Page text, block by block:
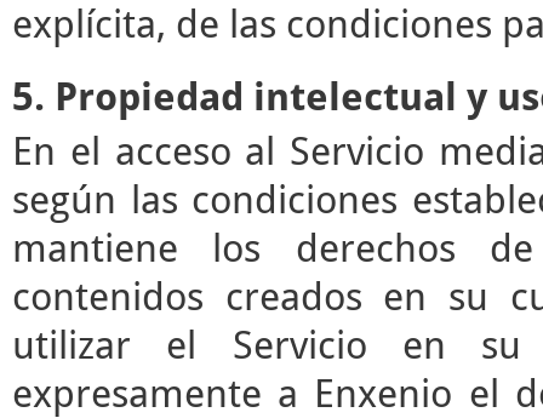
explícita, de las condiciones
5. Propiedad intelectual y
En el acceso al Servicio
según las condiciones
mantiene los derechos
contenidos creados en su
utilizar el Servicio en su
expresamente a Enxenio el